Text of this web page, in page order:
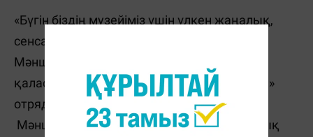
«Бүгін біздің музейіміз үшін үлкен жаңалық,
сенсация. Мәншүк музейіне осындай
Мәншүктің пулеметі келді. Оны Невель
қаласынан таптық. Патриоттық «Гвоздика»
отряды бізге қолымызға берді»,– дейді
Мәншүк Мәметова атындағы мемориалдық